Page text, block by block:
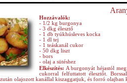
Hozzávalók:
- 1/2 kg burgonya
- 3 dkg élesztő
- 1 db tyúkhúsleves kocka
- 1 dl tej
- 1 teáskanál cukor
- 50 dkg liszt
- bors
- olaj a sütéshez
Elkészítés: A burgonyát héjastól
cukorral felfuttatott élesztőt.
olajozott kanállal kiszaggatjuk, és forró olajban